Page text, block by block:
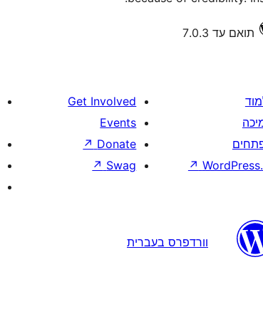
תואם עד 7.0.3
↗
Get Involved
Events
Donate
↗
Swag
↗
וורדפרס בעברית